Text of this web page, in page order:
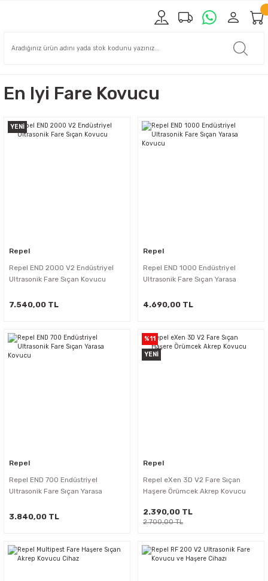
En Iyi Fare Kovucu
YENİ
Repel
Repel END 2000 V2 Endüstriyel
Ultrasonik Fare Sıçan Kovucu
7.540,00 TL
Repel
Repel END 1000 Endüstriyel
Ultrasonik Fare Sıçan Yarasa
4.690,00 TL
Repel
Repel END 700 Endüstriyel
Ultrasonik Fare Sıçan Yarasa
3.840,00 TL
%11
YENİ
Repel
Repel eXen 3D V2 Fare Sıçan
Haşere Örümcek Akrep Kovucu
2.390,00 TL
2.700,00 TL